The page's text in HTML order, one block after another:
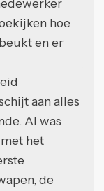
hoe
en er
aan alles
Al was
het
de